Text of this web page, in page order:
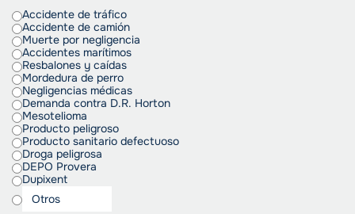
Accidente de tráfico
Accidente de camión
Muerte por negligencia
Accidentes marítimos
Resbalones y caídas
Mordedura de perro
Negligencias médicas
Demanda contra D.R. Horton
Mesotelioma
Producto peligroso
Producto sanitario defectuoso
Droga peligrosa
DEPO Provera
Dupixent